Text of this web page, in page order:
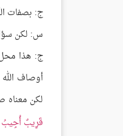
ج: بصفات
س: لكن
ج: هذا محل
أوصاف
لكن معناه
قَرِيبٌ أُجِيبُ